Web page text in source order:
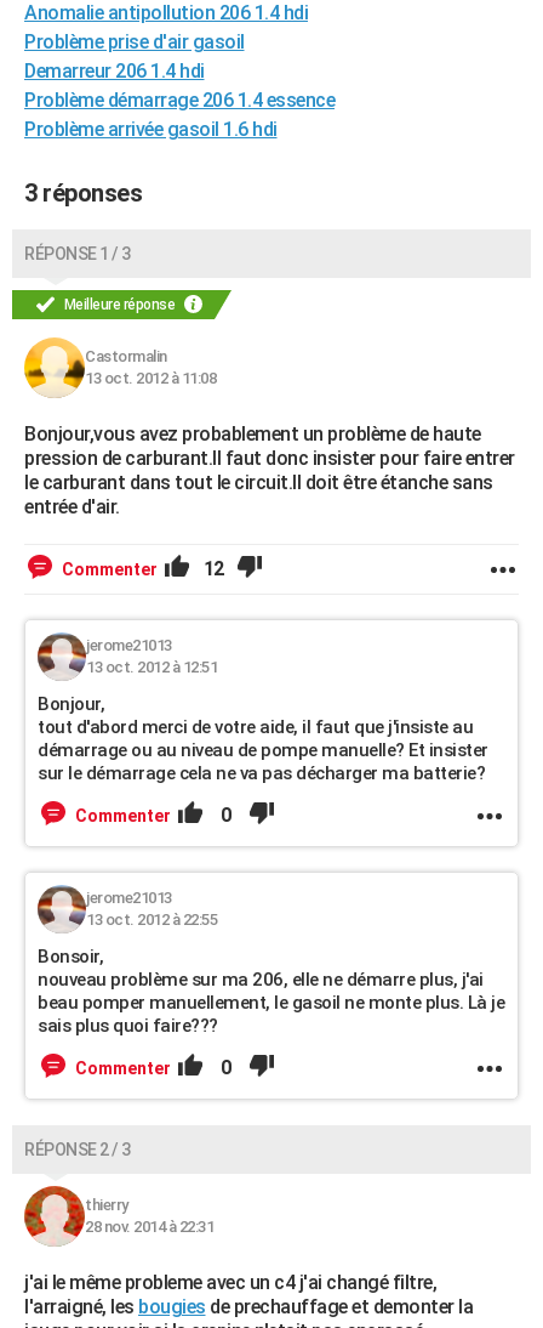
COPAINS D'AVANT
S'inscrire
Se connecter
Lycées
Collèges
Primaires
Universités
Entreprises
Service militaire
Avis de recherche
AVIS DE DÉCÈS
FORUM
Anomalie antipollution 206 1.4 hdi
Problème prise d'air gasoil
Demarreur 206 1.4 hdi
Problème démarrage 206 1.4 essence
Problème arrivée gasoil 1.6 hdi
3 réponses
RÉPONSE 1 / 3
Meilleure réponse
Castormalin
13 oct. 2012 à 11:08
Bonjour,vous avez probablement un problème de haute
pression de carburant.Il faut donc insister pour faire entrer
le carburant dans tout le circuit.Il doit être étanche sans
entrée d'air.
Commenter 12
jerome21013
13 oct. 2012 à 12:51
Bonjour,
tout d'abord merci de votre aide, il faut que j'insiste au
démarrage ou au niveau de pompe manuelle? Et insister
sur le démarrage cela ne va pas décharger ma batterie?
Commenter 0
jerome21013
13 oct. 2012 à 22:55
Bonsoir,
nouveau problème sur ma 206, elle ne démarre plus, j'ai
beau pomper manuellement, le gasoil ne monte plus. Là je
sais plus quoi faire???
Commenter 0
RÉPONSE 2 / 3
thierry
28 nov. 2014 à 22:31
j'ai le même probleme avec un c4 j'ai changé filtre,
l'arraigné, les bougies de prechauffage et demonter la